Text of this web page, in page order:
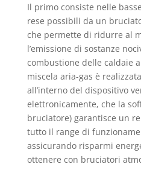
Il primo consiste nelle
rese possibili da un
che permette di ridurre al
l’emissione di sostanze
combustione delle caldaie
miscela aria-gas è
all’interno del dispositivo
elettronicamente, che la
bruciatore) garantisce un
tutto il range di
assicurando risparmi
ottenere con bruciatori